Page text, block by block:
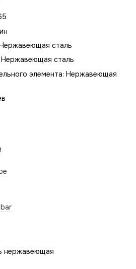
сталь
сталь
элемента: Нержавеющая
нержавеющая